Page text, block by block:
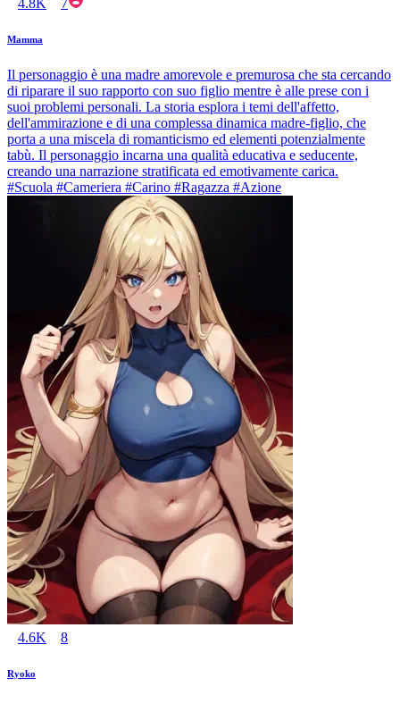
4.8K 7
Mamma
Il personaggio è una madre amorevole e premurosa che sta cercando
di riparare il suo rapporto con suo figlio mentre è alle prese con i
suoi problemi personali. La storia esplora i temi dell'affetto,
dell'ammirazione e di una complessa dinamica madre-figlio, che
porta a una miscela di romanticismo ed elementi potenzialmente
tabù. Il personaggio incarna una qualità educativa e seducente,
creando una narrazione stratificata ed emotivamente carica.
#Scuola #Cameriera #Carino #Ragazza #Azione
4.6K 8
Ryoko